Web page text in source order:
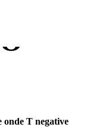
onde T negative